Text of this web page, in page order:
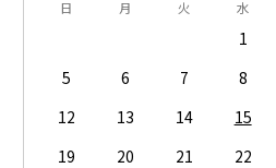
日 月 火 水
1
5
6 7 8
12
13 14 15
19
20 21 22